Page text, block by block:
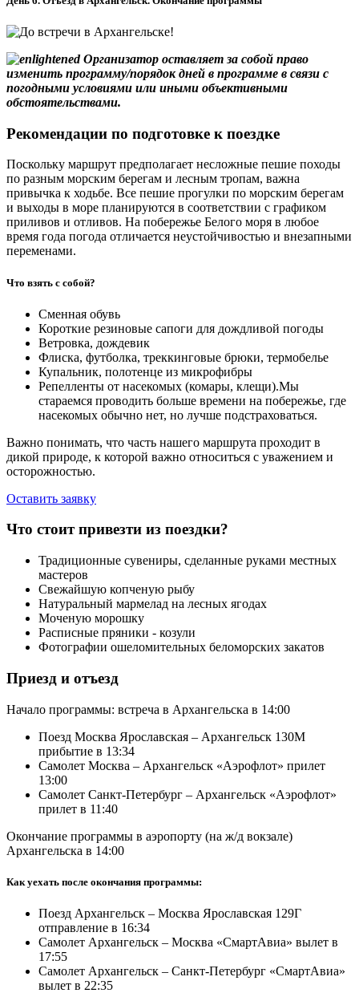
Организатор оставляет за собой право
изменить программу/порядок дней в программе в связи с
погодными условиями или иными объективными
обстоятельствами.
Рекомендации по подготовке к поездке
Поскольку маршрут предполагает несложные пешие походы
по разным морским берегам и лесным тропам, важна
привычка к ходьбе. Все пешие прогулки по морским берегам
и выходы в море планируются в соответствии с графиком
приливов и отливов. На побережье Белого моря в любое
время года погода отличается неустойчивостью и внезапными
переменами.
Что взять с собой?
Сменная обувь
Короткие резиновые сапоги для дождливой погоды
Ветровка, дождевик
Флиска, футболка, треккинговые брюки, термобелье
Купальник, полотенце из микрофибры
Репелленты от насекомых (комары, клещи).Мы
стараемся проводить больше времени на побережье, где
насекомых обычно нет, но лучше подстраховаться.
Важно понимать, что часть нашего маршрута проходит в
дикой природе, к которой важно относиться с уважением и
осторожностью.
Оставить заявку
Что стоит привезти из поездки?
Традиционные сувениры, сделанные руками местных
мастеров
Свежайшую копченую рыбу
Натуральный мармелад на лесных ягодах
Моченую морошку
Расписные пряники - козули
Фотографии ошеломительных беломорских закатов
Приезд и отъезд
Начало программы: встреча в Архангельска в 14:00
Поезд Москва Ярославская – Архангельск 130М
прибытие в 13:34
Самолет Москва – Архангельск «Аэрофлот» прилет
13:00
Самолет Санкт-Петербург – Архангельск «Аэрофлот»
прилет в 11:40
Окончание программы в аэропорту (на ж/д вокзале)
Архангельска в 14:00
Как уехать после окончания программы:
Поезд Архангельск – Москва Ярославская 129Г
отправление в 16:34
Самолет Архангельск – Москва «СмартАвиа» вылет в
17:55
Самолет Архангельск – Санкт-Петербург «СмартАвиа»
вылет в 22:35